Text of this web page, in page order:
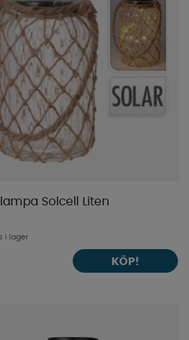
Solcell Liten
i lager
KÖP!